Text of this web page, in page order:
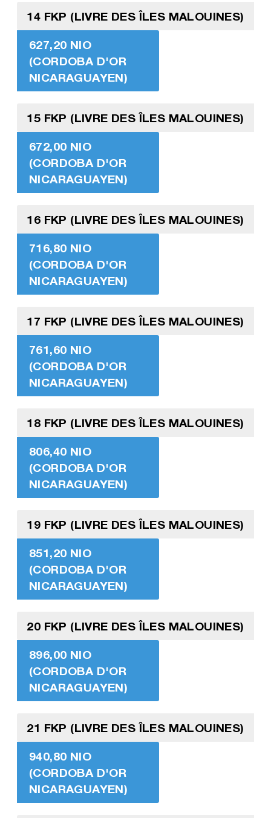
14 FKP (LIVRE DES ÎLES MALOUINES)
627,20 NIO
(CORDOBA D'OR
NICARAGUAYEN)
15 FKP (LIVRE DES ÎLES MALOUINES)
672,00 NIO
(CORDOBA D'OR
NICARAGUAYEN)
16 FKP (LIVRE DES ÎLES MALOUINES)
716,80 NIO
(CORDOBA D'OR
NICARAGUAYEN)
17 FKP (LIVRE DES ÎLES MALOUINES)
761,60 NIO
(CORDOBA D'OR
NICARAGUAYEN)
18 FKP (LIVRE DES ÎLES MALOUINES)
806,40 NIO
(CORDOBA D'OR
NICARAGUAYEN)
19 FKP (LIVRE DES ÎLES MALOUINES)
851,20 NIO
(CORDOBA D'OR
NICARAGUAYEN)
20 FKP (LIVRE DES ÎLES MALOUINES)
896,00 NIO
(CORDOBA D'OR
NICARAGUAYEN)
21 FKP (LIVRE DES ÎLES MALOUINES)
940,80 NIO
(CORDOBA D'OR
NICARAGUAYEN)